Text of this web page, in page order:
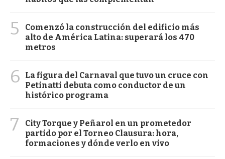
5
Comenzó la construcción del edificio más
alto de América Latina: superará los 470
metros
6
La figura del Carnaval que tuvo un cruce con
Petinatti debuta como conductor de un
histórico programa
7
City Torque y Peñarol en un prometedor
partido por el Torneo Clausura: hora,
formaciones y dónde verlo en vivo